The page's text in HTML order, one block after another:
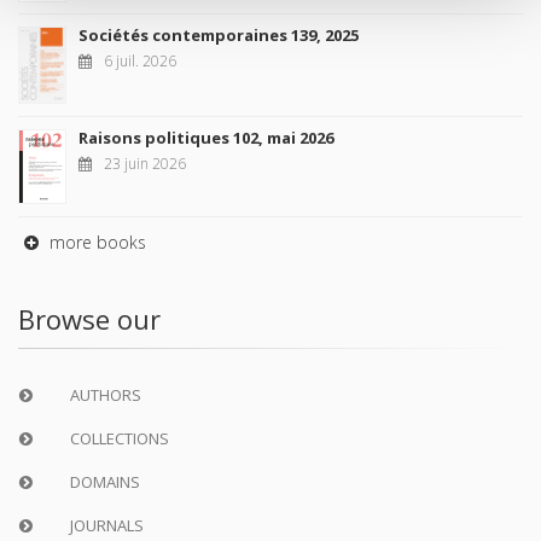
Sociétés contemporaines 139, 2025
6 juil. 2026
Raisons politiques 102, mai 2026
23 juin 2026
more books
Browse our
AUTHORS
COLLECTIONS
DOMAINS
JOURNALS